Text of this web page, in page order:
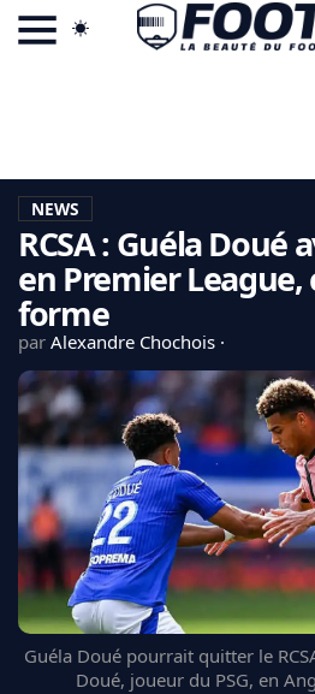
LA CHARTE
VIE PRIVÉE
CGU
CONTACTEZ-NOUS
MERCATO
CDM 2026
EDF
PSG
LIGUE 1
REAL MADRID
FC BARCELONE
MANCHESTER UNITED
CHELSEA
ARSENAL
BAYERN
NEWS
RCSA : Guéla Doué
en Premier League,
forme
par Alexandre Chochois
Guéla Doué pourrait quitter le
Doué, joueur du PSG, en